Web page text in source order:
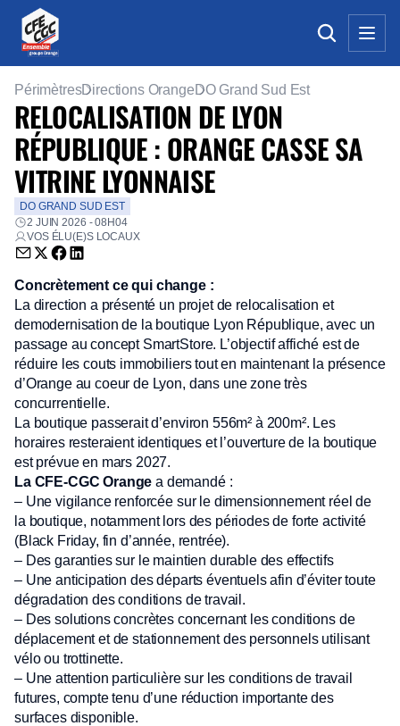
PérimètresDirections Orange DO Grand Sud Est
RELOCALISATION DE LYON
RÉPUBLIQUE : ORANGE CASSE SA
VITRINE LYONNAISE
DO GRAND SUD EST
2 JUIN 2026 - 08H04
VOS ÉLU(E)S LOCAUX
Envoyer par email (nouvelle fenêtre)
Partager sur Twitter (nouvelle fenêtre)
Partager sur Facebook (nouvelle fenêtre)
Partager sur LinkedIn (nouvelle fenêtre)
Concrètement ce qui change :
La direction a présenté un projet de relocalisation et
demodernisation de la boutique Lyon République, avec un
passage au concept SmartStore. L’objectif affiché est de
réduire les couts immobiliers tout en maintenant la présence
d’Orange au coeur de Lyon, dans une zone très
concurrentielle.
La boutique passerait d’environ 556m² à 200m². Les
horaires resteraient identiques et l’ouverture de la boutique
est prévue en mars 2027.
La CFE-CGC Orange a demandé :
– Une vigilance renforcée sur le dimensionnement réel de
la boutique, notamment lors des périodes de forte activité
(Black Friday, fin d’année, rentrée).
– Des garanties sur le maintien durable des effectifs
– Une anticipation des départs éventuels afin d’éviter toute
dégradation des conditions de travail.
– Des solutions concrètes concernant les conditions de
déplacement et de stationnement des personnels utilisant
vélo ou trottinette.
– Une attention particulière sur les conditions de travail
futures, compte tenu d’une réduction importante des
surfaces disponible.